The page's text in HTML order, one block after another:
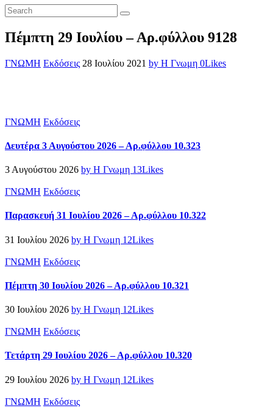
Πέμπτη 29 Ιουλίου – Αρ.φύλλου 9128
ΓΝΩΜΗ Εκδόσεις 28 Ιουλίου 2021 by Η Γνωμη 0Likes
ΓΝΩΜΗ Εκδόσεις
Δευτέρα 3 Αυγούστου 2026 – Αρ.φύλλου 10.323
3 Αυγούστου 2026 by Η Γνωμη 13Likes
ΓΝΩΜΗ Εκδόσεις
Παρασκευή 31 Ιουλίου 2026 – Αρ.φύλλου 10.322
31 Ιουλίου 2026 by Η Γνωμη 12Likes
ΓΝΩΜΗ Εκδόσεις
Πέμπτη 30 Ιουλίου 2026 – Αρ.φύλλου 10.321
30 Ιουλίου 2026 by Η Γνωμη 12Likes
ΓΝΩΜΗ Εκδόσεις
Τετάρτη 29 Ιουλίου 2026 – Αρ.φύλλου 10.320
29 Ιουλίου 2026 by Η Γνωμη 12Likes
ΓΝΩΜΗ Εκδόσεις